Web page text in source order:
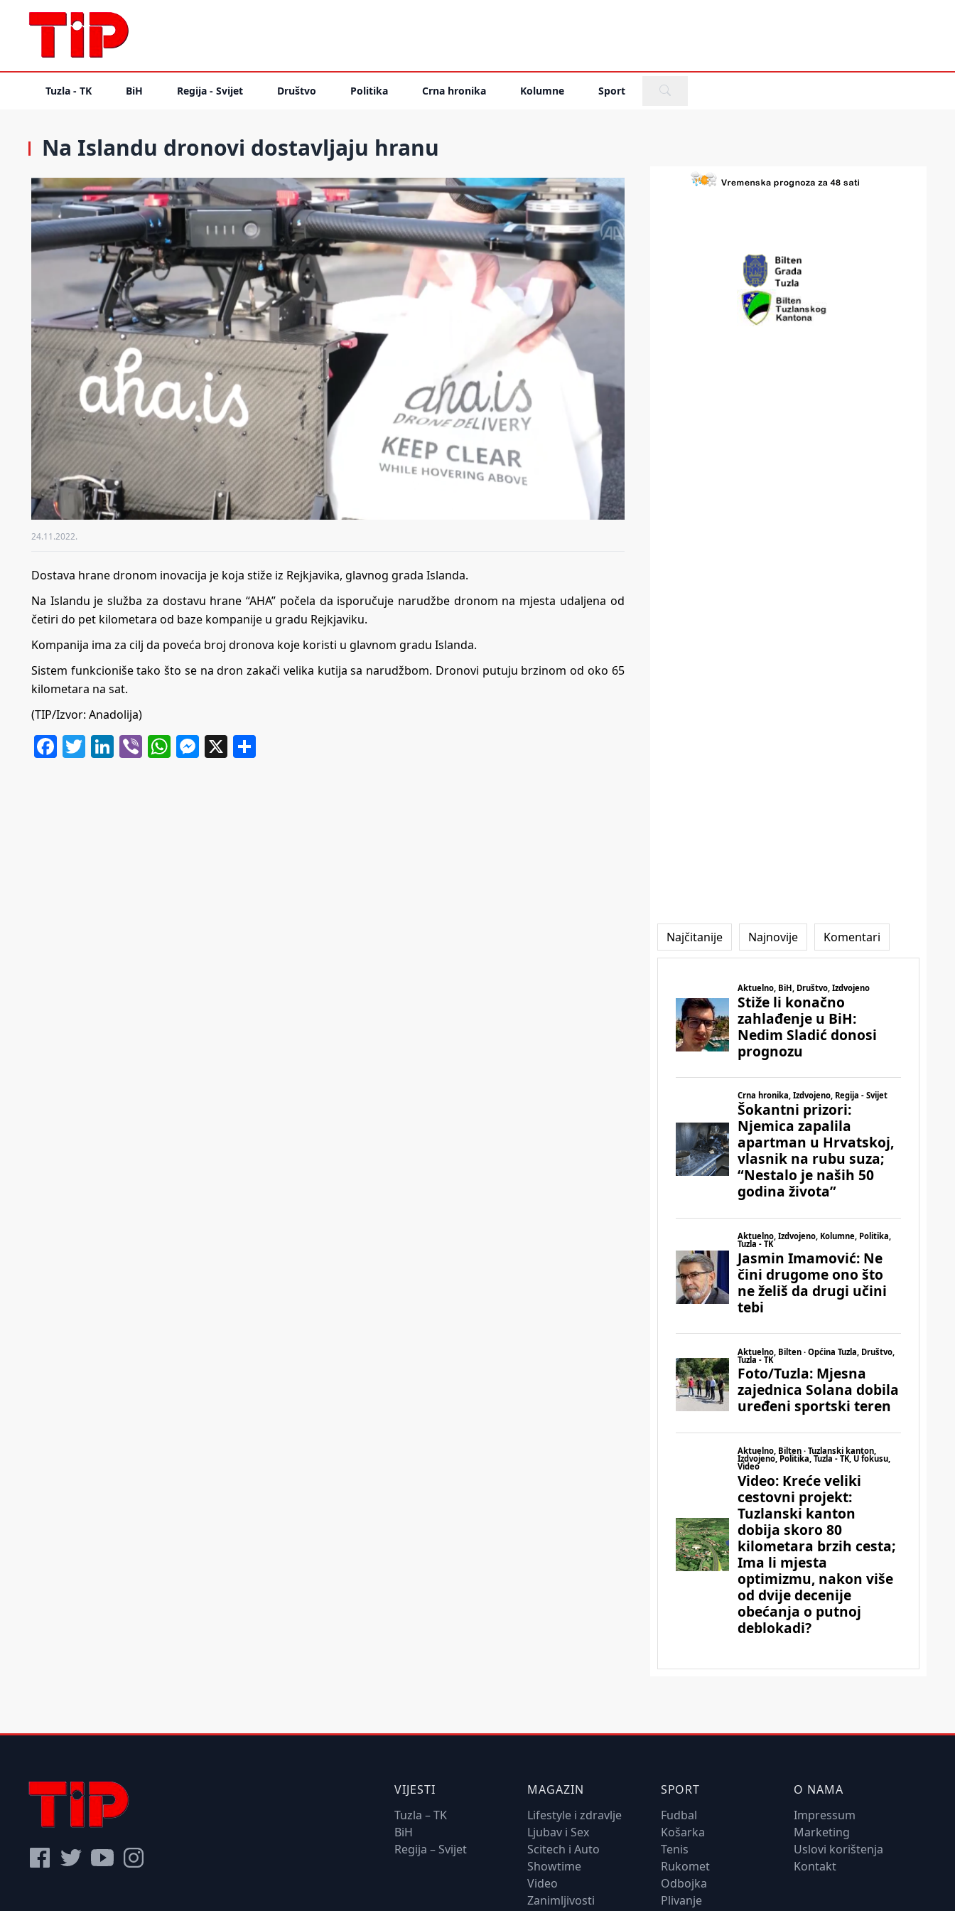
Tuzla - TK BiH Regija - Svijet Društvo Politika Crna hronika Kolumne Sport
Na Islandu dronovi dostavljaju hranu
24.11.2022.
Dostava hrane dronom inovacija je koja stiže iz Rejkjavika, glavnog grada Islanda.
Na Islandu je služba za dostavu hrane “AHA” počela da isporučuje narudžbe dronom na mjesta udaljena od
četiri do pet kilometara od baze kompanije u gradu Rejkjaviku.
Kompanija ima za cilj da poveća broj dronova koje koristi u glavnom gradu Islanda.
Sistem funkcioniše tako što se na dron zakači velika kutija sa narudžbom. Dronovi putuju brzinom od oko 65
kilometara na sat.
(TIP/Izvor: Anadolija)
Facebook
Twitter
LinkedIn
ViberWhatsApp
Messenger
X
Najčitanije Najnovije Komentari
VIJESTI
Tuzla – TK
BiH
Regija – Svijet
MAGAZIN
Lifestyle i zdravlje
Ljubav i Sex
Scitech i Auto
Showtime
Video
Zanimljivosti
SPORT
Fudbal
Košarka
Tenis
Rukomet
Odbojka
Plivanje
O NAMA
Impressum
Marketing
Uslovi korištenja
Kontakt